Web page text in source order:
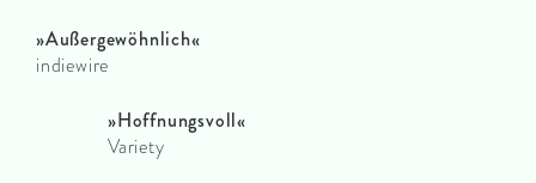
»Außergewöhnlich«
indiewire
»Hoffnungsvoll«
Variety